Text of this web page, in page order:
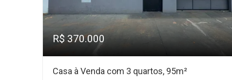
R$ 370.000
Casa à Venda com 3 quartos, 95m²